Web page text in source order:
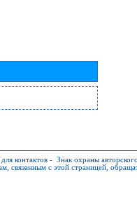
контактов - Знак охраны
связанным с этой страницей,